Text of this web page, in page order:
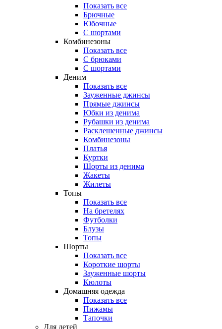
Показать все
Брючные
Юбочные
С шортами
Комбинезоны
Показать все
С брюками
С шортами
Деним
Показать все
Зауженные джинсы
Прямые джинсы
Юбки из денима
Рубашки из денима
Расклешенные джинсы
Комбинезоны
Платья
Куртки
Шорты из денима
Жакеты
Жилеты
Топы
Показать все
На бретелях
Футболки
Блузы
Топы
Шорты
Показать все
Короткие шорты
Зауженные шорты
Кюлоты
Домашняя одежда
Показать все
Пижамы
Тапочки
Для детей